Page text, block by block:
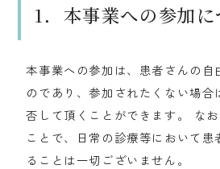
1．本事業への参加に
本事業への参加は、患者さんの自
のであり、参加されたくない場合
否して頂くことができます。 な
ことで、日常の診療等において患
ることは一切ございません。